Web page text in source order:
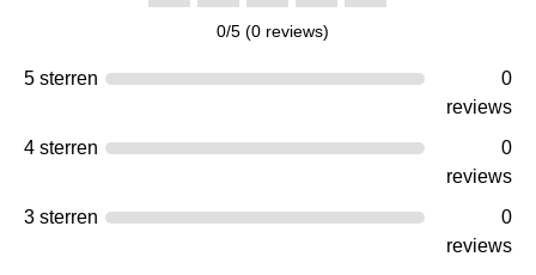
0/5 (0 reviews)
5 sterren
0
reviews
4 sterren
0
reviews
3 sterren
0
reviews